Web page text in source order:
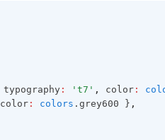
typography : 't7' , color :
color : colors .grey600 } ,